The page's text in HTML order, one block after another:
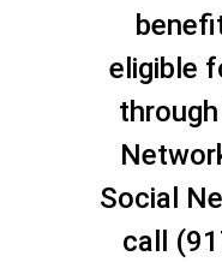
문의하기
스태튼 아일랜드 소셜
eligible
Social
call